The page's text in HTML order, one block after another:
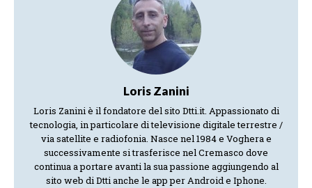
Loris Zanini
Loris Zanini è il fondatore del sito Dtti.it. Appassionato di
tecnologia, in particolare di televisione digitale terrestre /
via satellite e radiofonia. Nasce nel 1984 e Voghera e
successivamente si trasferisce nel Cremasco dove
continua a portare avanti la sua passione aggiungendo al
sito web di Dtti anche le app per Android e Iphone.